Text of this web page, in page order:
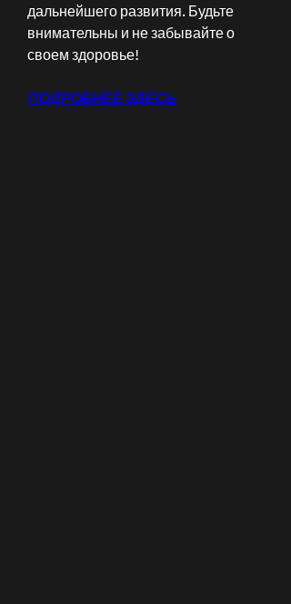
дальнейшего развития. Будьте
внимательны и не забывайте о
своем здоровье!
ПОДРОБНЕЕ ЗДЕСЬ